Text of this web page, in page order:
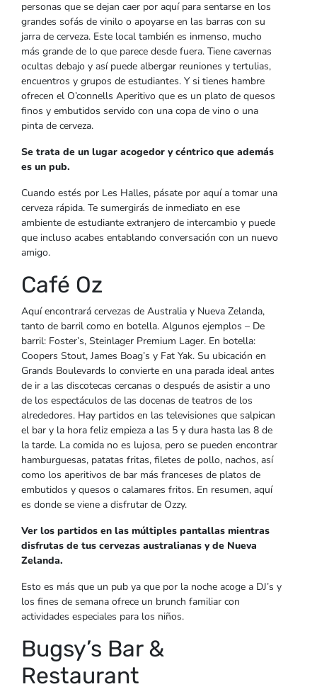
personas que se dejan caer por aquí para sentarse en los
grandes sofás de vinilo o apoyarse en las barras con su
jarra de cerveza. Este local también es inmenso, mucho
más grande de lo que parece desde fuera. Tiene cavernas
ocultas debajo y así puede albergar reuniones y tertulias,
encuentros y grupos de estudiantes. Y si tienes hambre
ofrecen el O’connells Aperitivo que es un plato de quesos
finos y embutidos servido con una copa de vino o una
pinta de cerveza.
Se trata de un lugar acogedor y céntrico que además
es un pub.
Cuando estés por Les Halles, pásate por aquí a tomar una
cerveza rápida. Te sumergirás de inmediato en ese
ambiente de estudiante extranjero de intercambio y puede
que incluso acabes entablando conversación con un nuevo
amigo.
Café Oz
Aquí encontrará cervezas de Australia y Nueva Zelanda,
tanto de barril como en botella. Algunos ejemplos – De
barril: Foster’s, Steinlager Premium Lager. En botella:
Coopers Stout, James Boag’s y Fat Yak. Su ubicación en
Grands Boulevards lo convierte en una parada ideal antes
de ir a las discotecas cercanas o después de asistir a uno
de los espectáculos de las docenas de teatros de los
alrededores. Hay partidos en las televisiones que salpican
el bar y la hora feliz empieza a las 5 y dura hasta las 8 de
la tarde. La comida no es lujosa, pero se pueden encontrar
hamburguesas, patatas fritas, filetes de pollo, nachos, así
como los aperitivos de bar más franceses de platos de
embutidos y quesos o calamares fritos. En resumen, aquí
es donde se viene a disfrutar de Ozzy.
Ver los partidos en las múltiples pantallas mientras
disfrutas de tus cervezas australianas y de Nueva
Zelanda.
Esto es más que un pub ya que por la noche acoge a DJ’s y
los fines de semana ofrece un brunch familiar con
actividades especiales para los niños.
Bugsy’s Bar &
Restaurant